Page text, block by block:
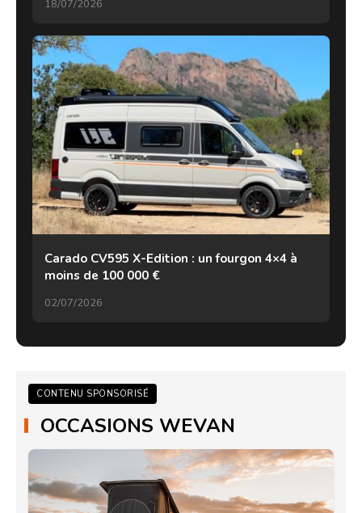
18/07/2026
Carado CV595 X-Edition : un fourgon 4×4 à
moins de 100 000 €
02/07/2026
CONTENU SPONSORISÉ
OCCASIONS WEVAN